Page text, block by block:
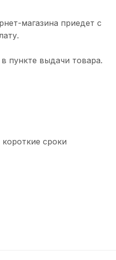
магазина приедет с
пункте выдачи товара.
сроки